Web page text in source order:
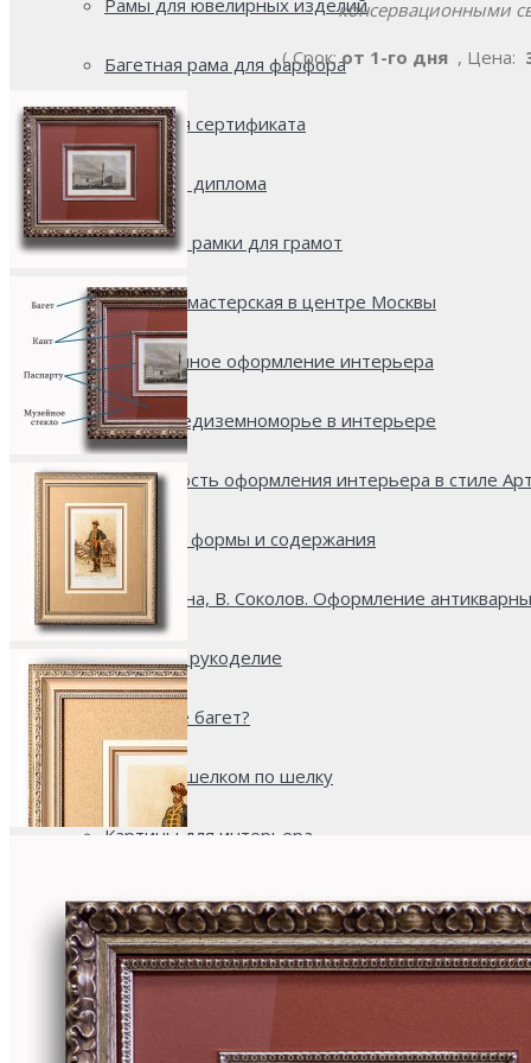
Рамы для ювелирных изделий
Багетная рама для фарфора
Рамка для сертификата
Багет для диплома
Багетные рамки для грамот
Багетная мастерская в центре Москвы
Современное оформление интерьера
Стиль Средиземноморье в интерьере
Особенность оформления интерьера в стиле
Единство формы и содержания
И. Гатилина, В. Соколов. Оформление
Японское рукоделие
Что такое багет?
Картины шелком по шелку
Картины для интерьера
Как выбрать рамы для картин
Использование золота в оформлении интерьера
Вышивка крестиком
консервационными
( Срок:от 1-го дня , Цена: